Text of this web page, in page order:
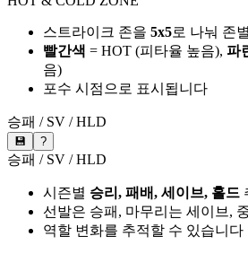
스트라이크 존을 5x5로 나눠 존
빨간색 = HOT (피타율 높음), 파
음)
포수 시점으로 표시됩니다
승패 / SV / HLD
💾 ?
승패 / SV / HLD
시즌별 승리, 패배, 세이브, 홀드
선발은 승패, 마무리는 세이브,
역할 변화를 추적할 수 있습니다